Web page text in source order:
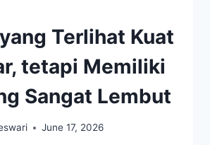
Terlihat Kuat
tetapi Memiliki
Sangat Lembut
June 17, 2026